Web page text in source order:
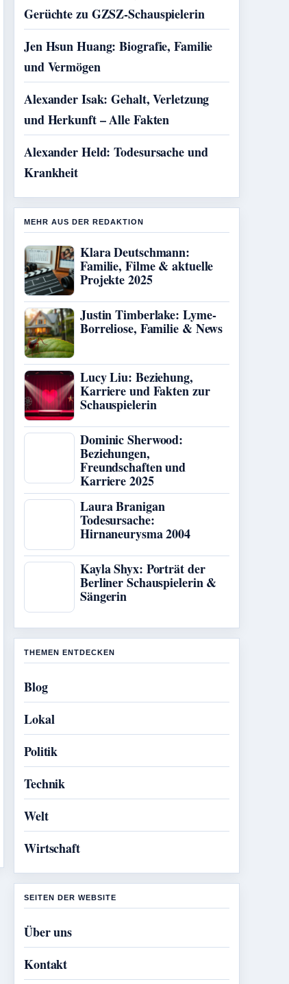
Gerüchte zu GZSZ-Schauspielerin
Jen Hsun Huang: Biografie, Familie
und Vermögen
Alexander Isak: Gehalt, Verletzung
und Herkunft – Alle Fakten
Alexander Held: Todesursache und
Krankheit
MEHR AUS DER REDAKTION
Klara Deutschmann:
Familie, Filme & aktuelle
Projekte 2025
Justin Timberlake: Lyme-
Borreliose, Familie & News
Lucy Liu: Beziehung,
Karriere und Fakten zur
Schauspielerin
Dominic Sherwood:
Beziehungen,
Freundschaften und
Karriere 2025
Laura Branigan
Todesursache:
Hirnaneurysma 2004
Kayla Shyx: Porträt der
Berliner Schauspielerin &
Sängerin
THEMEN ENTDECKEN
Blog
Lokal
Politik
Technik
Welt
Wirtschaft
SEITEN DER WEBSITE
Über uns
Kontakt